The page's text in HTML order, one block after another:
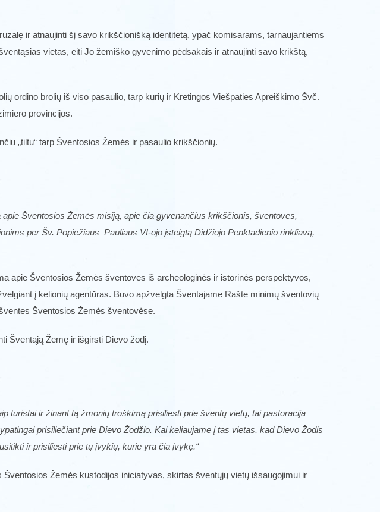
ir atnaujinti šį savo krikščionišką identitetą, ypač komisarams, tarnaujantiems
vietas, eiti Jo žemiško gyvenimo pėdsakais ir atnaujinti savo krikštą,
ordino brolių iš viso pasaulio, tarp kurių ir Kretingos Viešpaties Apreiškimo Švč.
provincijos.
„tiltu“ tarp Šventosios Žemės ir pasaulio krikščionių.
Šventosios Žemės misiją, apie čia gyvenančius krikščionis, šventoves,
per Šv. Popiežiaus Pauliaus VI-ojo įsteigtą Didžiojo Penktadienio rinkliavą,
apie Šventosios Žemės šventoves iš archeologinės ir istorinės perspektyvos,
į kelionių agentūras. Buvo apžvelgta Šventajame Rašte minimų šventovių
Šventosios Žemės šventovėse.
Šventąją Žemę ir išgirsti Dievo žodį.
turistai ir žinant tą žmonių troškimą prisiliesti prie šventų vietų, tai pastoracija
prisiliečiant prie Dievo Žodžio. Kai keliaujame į tas vietas, kad Dievo Žodis
ir prisiliesti prie tų įvykių, kurie yra čia įvykę.“
Žemės kustodijos iniciatyvas, skirtas šventųjų vietų išsaugojimui ir